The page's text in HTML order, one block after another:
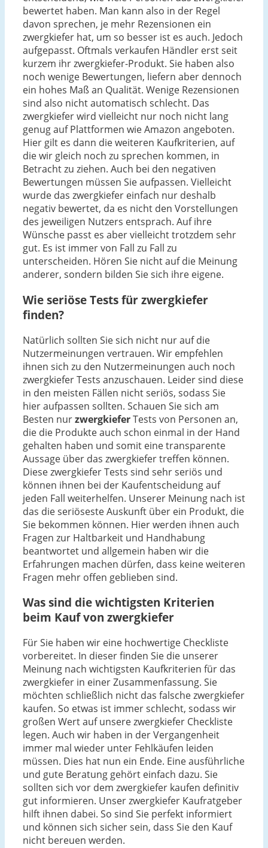
bewertet haben. Man kann also in der Regel
davon sprechen, je mehr Rezensionen ein
zwergkiefer hat, um so besser ist es auch. Jedoch
aufgepasst. Oftmals verkaufen Händler erst seit
kurzem ihr zwergkiefer-Produkt. Sie haben also
noch wenige Bewertungen, liefern aber dennoch
ein hohes Maß an Qualität. Wenige Rezensionen
sind also nicht automatisch schlecht. Das
zwergkiefer wird vielleicht nur noch nicht lang
genug auf Plattformen wie Amazon angeboten.
Hier gilt es dann die weiteren Kaufkriterien, auf
die wir gleich noch zu sprechen kommen, in
Betracht zu ziehen. Auch bei den negativen
Bewertungen müssen Sie aufpassen. Vielleicht
wurde das zwergkiefer einfach nur deshalb
negativ bewertet, da es nicht den Vorstellungen
des jeweiligen Nutzers entsprach. Auf ihre
Wünsche passt es aber vielleicht trotzdem sehr
gut. Es ist immer von Fall zu Fall zu
unterscheiden. Hören Sie nicht auf die Meinung
anderer, sondern bilden Sie sich ihre eigene.
Wie seriöse Tests für zwergkiefer
finden?
Natürlich sollten Sie sich nicht nur auf die
Nutzermeinungen vertrauen. Wir empfehlen
ihnen sich zu den Nutzermeinungen auch noch
zwergkiefer Tests anzuschauen. Leider sind diese
in den meisten Fällen nicht seriös, sodass Sie
hier aufpassen sollten. Schauen Sie sich am
Besten nurzwergkieferTests von Personen an,
die die Produkte auch schon einmal in der Hand
gehalten haben und somit eine transparente
Aussage über das zwergkiefer treffen können.
Diese zwergkiefer Tests sind sehr seriös und
können ihnen bei der Kaufentscheidung auf
jeden Fall weiterhelfen. Unserer Meinung nach ist
das die seriöseste Auskunft über ein Produkt, die
Sie bekommen können. Hier werden ihnen auch
Fragen zur Haltbarkeit und Handhabung
beantwortet und allgemein haben wir die
Erfahrungen machen dürfen, dass keine weiteren
Fragen mehr offen geblieben sind.
Was sind die wichtigsten Kriterien
beim Kauf von zwergkiefer
Für Sie haben wir eine hochwertige Checkliste
vorbereitet. In dieser finden Sie die unserer
Meinung nach wichtigsten Kaufkriterien für das
zwergkiefer in einer Zusammenfassung. Sie
möchten schließlich nicht das falsche zwergkiefer
kaufen. So etwas ist immer schlecht, sodass wir
großen Wert auf unsere zwergkiefer Checkliste
legen. Auch wir haben in der Vergangenheit
immer mal wieder unter Fehlkäufen leiden
müssen. Dies hat nun ein Ende. Eine ausführliche
und gute Beratung gehört einfach dazu. Sie
sollten sich vor dem zwergkiefer kaufen definitiv
gut informieren. Unser zwergkiefer Kaufratgeber
hilft ihnen dabei. So sind Sie perfekt informiert
und können sich sicher sein, dass Sie den Kauf
nicht bereuen werden.